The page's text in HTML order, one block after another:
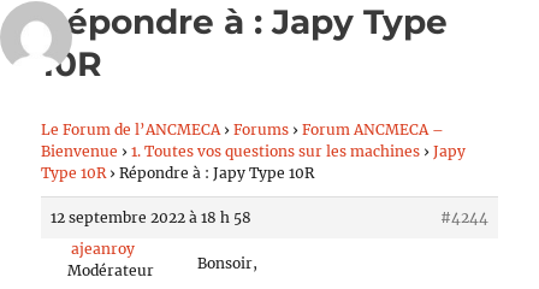
Répondre à : Japy Type
10R
Le Forum de l’ANCMECA › Forums › Forum ANCMECA –
Bienvenue › 1. Toutes vos questions sur les machines › Japy
Type 10R › Répondre à : Japy Type 10R
12 septembre 2022 à 18 h 58
#4244
ajeanroy
Modérateur
Bonsoir,